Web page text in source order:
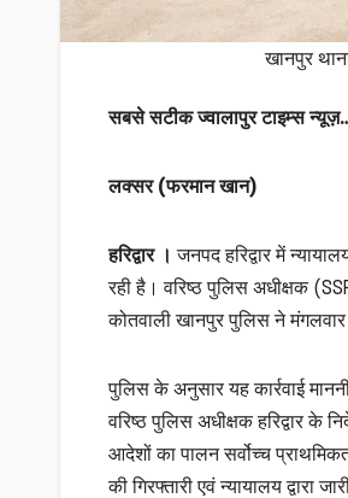
खानपुर
सबसे सटीक ज्वालापुर टाइम्स
लक्सर (फरमान खान)
हरिद्वार । जनपद हरिद्वार में
रही है। वरिष्ठ पुलिस अधीक्षक
कोतवाली खानपुर पुलिस ने मंगलवार
पुलिस के अनुसार यह कार्रवाई
वरिष्ठ पुलिस अधीक्षक हरिद्वार के
आदेशों का पालन सर्वोच्च
की गिरफ्तारी एवं न्यायालय द्वारा